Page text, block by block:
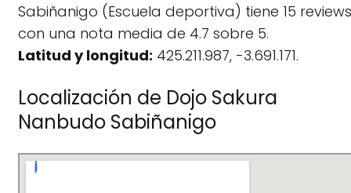
Sabiñanigo (Escuela deportiva) tiene 15 reviews
con una nota media de 4.7 sobre 5.
Latitud y longitud: 425.211.987, -3.691.171.
Localización de Dojo Sakura
Nanbudo Sabiñanigo